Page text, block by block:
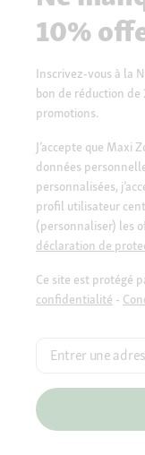
10%
Inscrivez-vous à la
bon de réduction de
promotions.
J’accepte que Maxi
données
personnalisées,
profil utilisateur
(personnaliser) les
déclaration de
Ce site est protégé
confidentialité -
Entrer une